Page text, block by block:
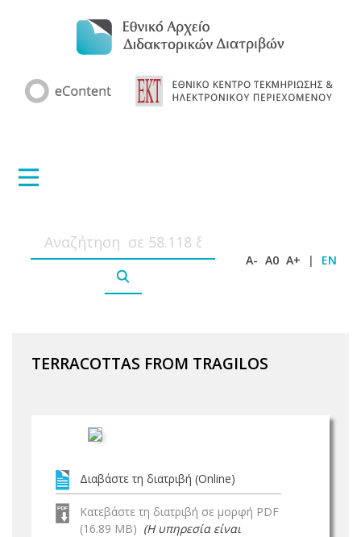
A- A0 A+ | EN
TERRACOTTAS FROM TRAGILOS
Διαβάστε τη διατριβή (Online)
Κατεβάστε τη διατριβή σε μορφή PDF
(16.89 MB) (Η υπηρεσία είναι